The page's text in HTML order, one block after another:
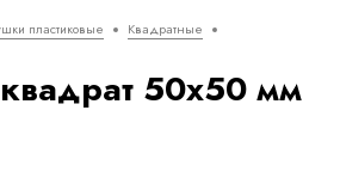
пластиковые
Квадратные
50x50 мм